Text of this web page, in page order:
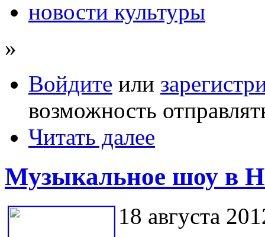
новости культуры
»
Войдите или
возможность
Читать далее
Музыкальное шоу в
18 августа